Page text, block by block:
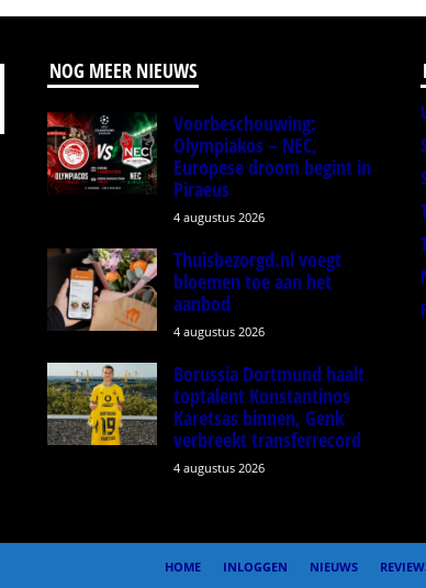
NOG MEER NIEUWS
Voorbeschouwing:
Olympiakos – NEC,
Europese droom begint in
Piraeus
4 augustus 2026
Thuisbezorgd.nl voegt
bloemen toe aan het
aanbod
4 augustus 2026
Borussia Dortmund haalt
toptalent Konstantinos
Karetsas binnen, Genk
verbreekt transferrecord
4 augustus 2026
HOME INLOGGEN NIEUWS